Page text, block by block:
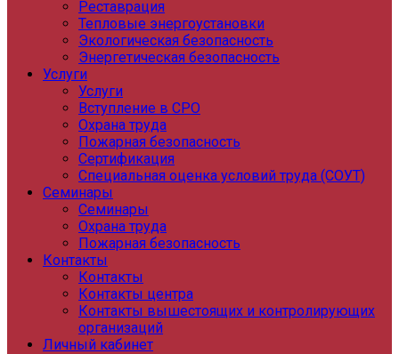
Реставрация
Тепловые энергоустановки
Экологическая безопасность
Энергетическая безопасность
Услуги
Услуги
Вступление в СРО
Охрана труда
Пожарная безопасность
Сертификация
Специальная оценка условий труда (СОУТ)
Семинары
Семинары
Охрана труда
Пожарная безопасность
Контакты
Контакты
Контакты центра
Контакты вышестоящих и контролирующих
организаций
Личный кабинет